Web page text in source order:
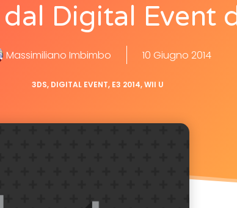
Digital Event
Massimiliano Imbimbo 10 Giugno 2014
3DS, DIGITAL EVENT, E3 2014,WII U